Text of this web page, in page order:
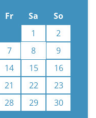
Fr Sa
So
1
2
7 8
9
14 15
16
21 22
23
28 29
30